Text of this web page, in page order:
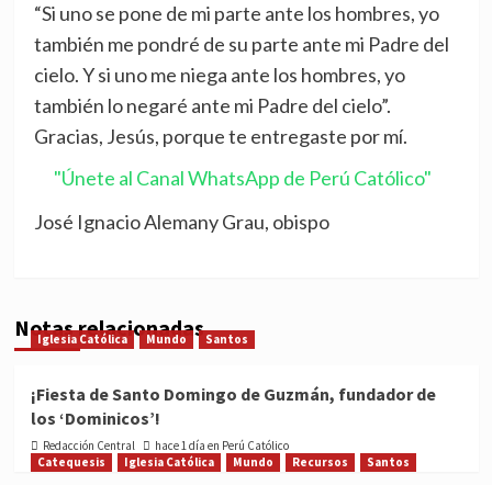
“Si uno se pone de mi parte ante los hombres, yo
también me pondré de su parte ante mi Padre del
cielo. Y si uno me niega ante los hombres, yo
también lo negaré ante mi Padre del cielo”.
Gracias, Jesús, porque te entregaste por mí.
"Únete al Canal WhatsApp de Perú Católico"
José Ignacio Alemany Grau, obispo
Notas relacionadas
Iglesia Católica Mundo Santos
¡Fiesta de Santo Domingo de Guzmán, fundador de
los ‘Dominicos’!
Redacción Central
hace 1 día en Perú Católico
Catequesis
Iglesia Católica Mundo Recursos Santos